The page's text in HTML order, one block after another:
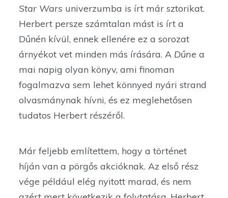
Star Wars univerzumba is írt már sztorikat.
Herbert persze számtalan mást is írt a
Dűnén kívül, ennek ellenére ez a sorozat
árnyékot vet minden más írására. A Dűnea
mai napig olyan könyv, ami finoman
fogalmazva sem lehet könnyed nyári strand
olvasmánynak hívni, és ez meglehetősen
tudatos Herbert részéről.
Már feljebb említettem, hogy a történet
híján van a pörgős akcióknak. Az első rész
vége például elég nyitott marad, és nem